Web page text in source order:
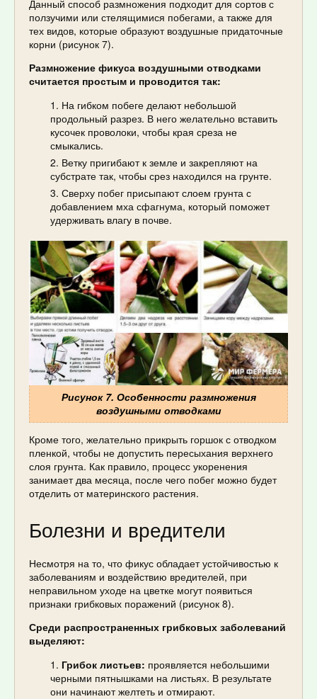
Данный способ размножения подходит для сортов с
ползучими или стелящимися побегами, а также для
тех видов, которые образуют воздушные придаточные
корни (рисунок 7).
Размножение фикуса воздушными отводками
считается простым и проводится так:
На гибком побеге делают небольшой
продольный разрез. В него желательно вставить
кусочек проволоки, чтобы края среза не
смыкались.
Ветку пригибают к земле и закрепляют на
субстрате так, чтобы срез находился на грунте.
Сверху побег присыпают слоем грунта с
добавлением мха сфагнума, который поможет
удерживать влагу в почве.
Рисунок 7. Особенности размножения
воздушными отводками
Кроме того, желательно прикрыть горшок с отводком
пленкой, чтобы не допустить пересыхания верхнего
слоя грунта. Как правило, процесс укоренения
занимает два месяца, после чего побег можно будет
отделить от материнского растения.
Болезни и вредители
Несмотря на то, что фикус обладает устойчивостью к
заболеваниям и воздействию вредителей, при
неправильном уходе на цветке могут появиться
признаки грибковых поражений (рисунок 8).
Среди распространенных грибковых заболеваний
выделяют:
Грибок листьев: проявляется небольшими
черными пятнышками на листьях. В результате
они начинают желтеть и отмирают.